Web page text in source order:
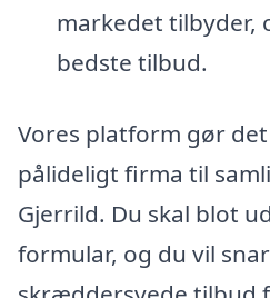
markedet tilbyder,
bedste tilbud.
Vores platform gør
pålideligt firma til
Gjerrild. Du skal blot
formular, og du vil